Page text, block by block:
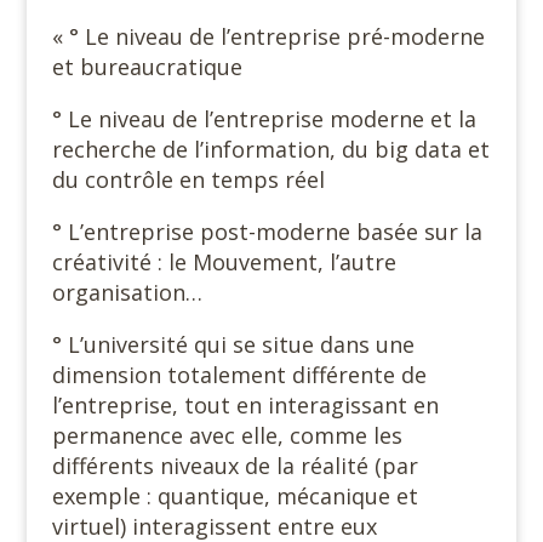
« ° Le niveau de l’entreprise pré-moderne
et bureaucratique
° Le niveau de l’entreprise moderne et la
recherche de l’information, du big data et
du contrôle en temps réel
° L’entreprise post-moderne basée sur la
créativité : le Mouvement, l’autre
organisation…
° L’université qui se situe dans une
dimension totalement différente de
l’entreprise, tout en interagissant en
permanence avec elle, comme les
différents niveaux de la réalité (par
exemple : quantique, mécanique et
virtuel) interagissent entre eux